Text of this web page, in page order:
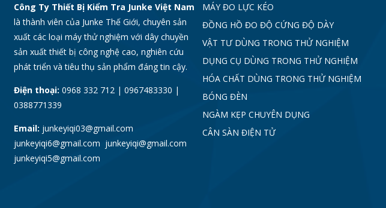
Công Ty Thiết Bị Kiểm Tra Junke Việt Nam
là thành viên của Junke Thế Giới, chuyên sản
xuất các loại máy thử nghiệm với dây chuyền
sản xuất thiết bị công nghệ cao, nghiên cứu
phát triển và tiêu thụ sản phẩm đáng tin cậy.
Điện thoại: 0968 332 712 | 0967483330 |
0388771339
Email: junkeyiqi03@gmail.com
junkeyiqi6@gmail.com junkeyiqi@gmail.com
junkeyiqi5@gmail.com
MÁY ĐO LỰC KÉO
ĐỒNG HỒ ĐO ĐỘ CỨNG ĐỘ DÀY
VẬT TƯ DÙNG TRONG THỬ NGHIỆM
DỤNG CỤ DÙNG TRONG THỬ NGHIỆM
HÓA CHẤT DÙNG TRONG THỬ NGHIỆM
BÓNG ĐÈN
NGÀM KẸP CHUYÊN DỤNG
CÂN SÀN ĐIỆN TỬ